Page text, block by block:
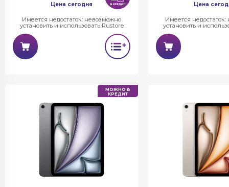
Цена сегодня
Имеется недостаток: невозможно
установить и использовать Rustore
Цена
Имеется
установить и
МОЖНО В
КРЕДИТ